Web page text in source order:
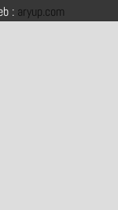
: aryup.com